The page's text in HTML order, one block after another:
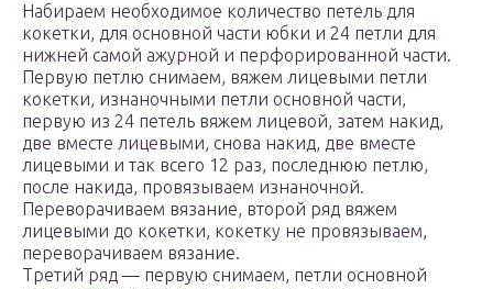
Набираем необходимое количество петель для
кокетки, для основной части юбки и 24 петли для
нижней самой ажурной и перфорированной части.
Первую петлю снимаем, вяжем лицевыми петли
кокетки, изнаночными петли основной части,
первую из 24 петель вяжем лицевой, затем накид,
две вместе лицевыми, снова накид, две вместе
лицевыми и так всего 12 раз, последнюю петлю,
после накида, провязываем изнаночной.
Переворачиваем вязание, второй ряд вяжем
лицевыми до кокетки, кокетку не провязываем,
переворачиваем вязание.
Третий ряд — первую снимаем, петли основной